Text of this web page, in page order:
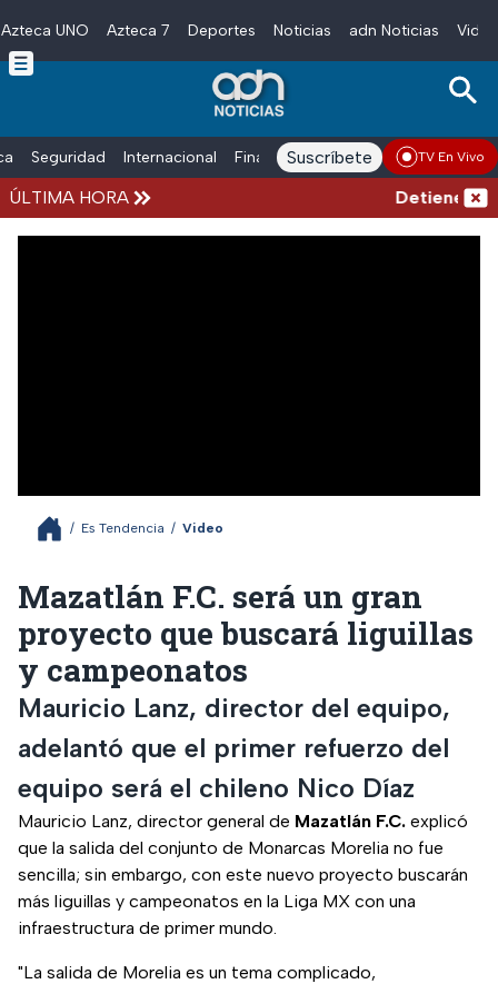
Skip to main content
Azteca UNO Azteca 7 Deportes Noticias adn Noticias
Seguridad Internacional Finanzas adn Noticias Radio
Suscríbete TV En Vivo
ÚLTIMA HORA Detienen
/ Es Tendencia / Video
Mazatlán F.C. será un gran
proyecto que buscará liguillas
y campeonatos
Mauricio Lanz, director del equipo,
adelantó que el primer refuerzo del
equipo será el chileno Nico Díaz
Mauricio Lanz, director general de Mazatlán F.C. explicó
que la salida del conjunto de Monarcas Morelia no fue
sencilla; sin embargo, con este nuevo proyecto buscarán
más liguillas y campeonatos en la Liga MX con una
infraestructura de primer mundo.
"La salida de Morelia es un tema complicado,